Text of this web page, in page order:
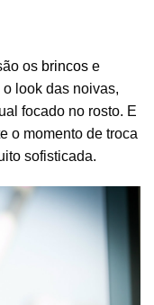
os brincos e
look das noivas,
focado no rosto. E
o momento de troca
sofisticada.